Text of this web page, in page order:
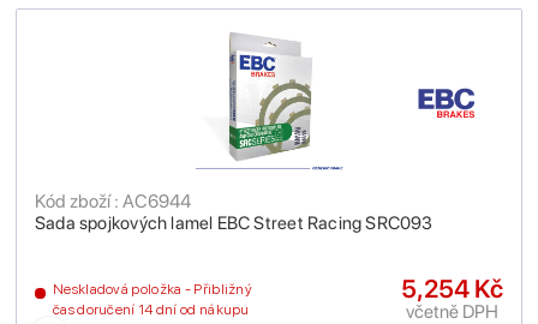
Sada spojkových lamel EBC Street Racing SRC093
Kód zboží : AC6944
Neskladová položka - Přibližný
čas doručení 14 dní od nákupu
5,254 Kč
včetně DPH